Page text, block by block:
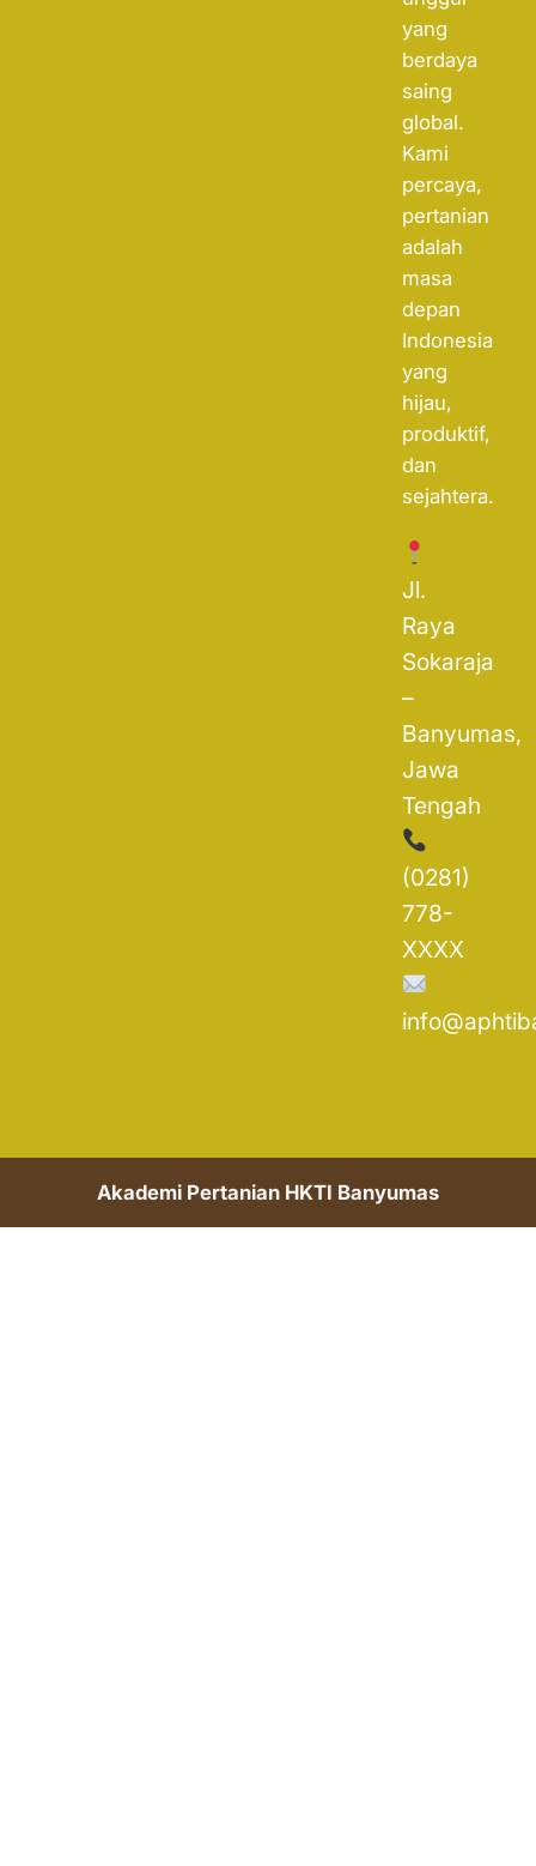
yang
berdaya
saing
global.
Kami
percaya,
pertanian
adalah
masa
depan
Indonesia
yang
hijau,
produktif,
dan
sejahtera.
Jl.
Raya
Sokaraja
–
Banyumas,
Jawa
Tengah
(0281)
778-
XXXX
Akademi Pertanian HKTI Banyumas